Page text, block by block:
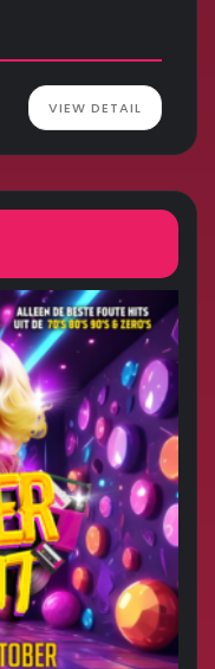
VIEW DETAIL